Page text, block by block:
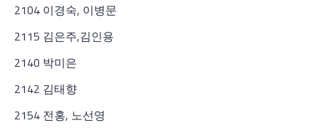
2104 이경숙, 이병문
2115 김은주,김인용
2140 박미은
2142 김태향
2154 전홍, 노선영